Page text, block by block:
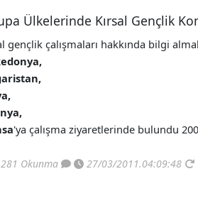
Ülkelerinde Kırsal Gençlik
gençlik çalışmaları hakkında bilgi
'ya çalışma ziyaretlerinde bulundu
Okunma 27/03/2011.04:09:48